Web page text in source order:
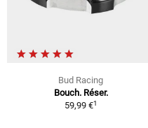
Bud Racing
Bouch. Réser.
59,99 €1